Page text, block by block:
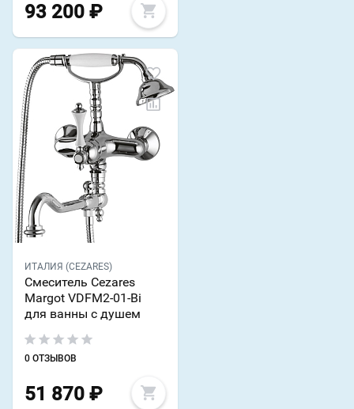
93 200 ₽
ИТАЛИЯ (CEZARES)
Смеситель Cezares
Margot VDFM2-01-Bi
для ванны с душем
0 ОТЗЫВОВ
51 870 ₽